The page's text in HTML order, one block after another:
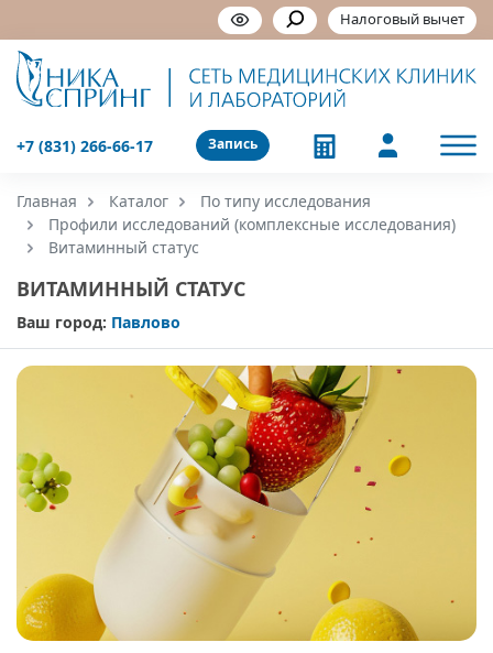
Налоговый вычет
Запись
+7 (831) 266-66-17
Главная Каталог
По типу исследования
Профили исследований (комплексные исследования)
Витаминный статус
ВИТАМИННЫЙ СТАТУС
Ваш город: Павлово